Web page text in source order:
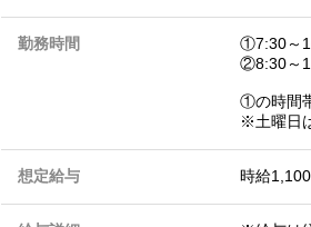
勤務時間
①7:30～
②8:30～
①の時間
※土曜日
想定給与 時給